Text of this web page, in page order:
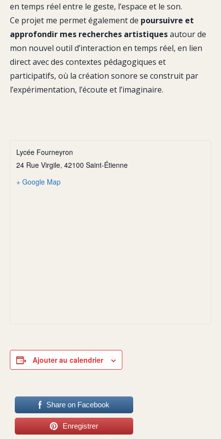
en temps réel entre le geste, l’espace et le son.
Ce projet me permet également de poursuivre et
approfondir mes recherches artistiquesautour de
mon nouvel outil d’interaction en temps réel, en lien
direct avec des contextes pédagogiques et
participatifs, où la création sonore se construit par
l’expérimentation, l’écoute et l’imaginaire.
Lycée Fourneyron
24 Rue Virgile, 42100 Saint-Étienne
+ Google Map
Ajouter au calendrier
Share on Facebook
Enregistrer